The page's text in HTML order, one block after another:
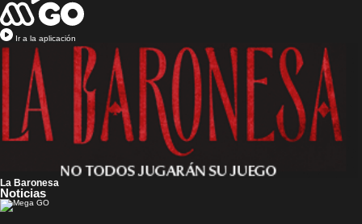
Ir a la aplicación
La Baronesa
Noticias